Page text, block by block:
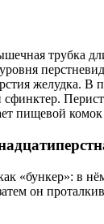
трубка
желудка. В
пищевой
«бункер»: в
он